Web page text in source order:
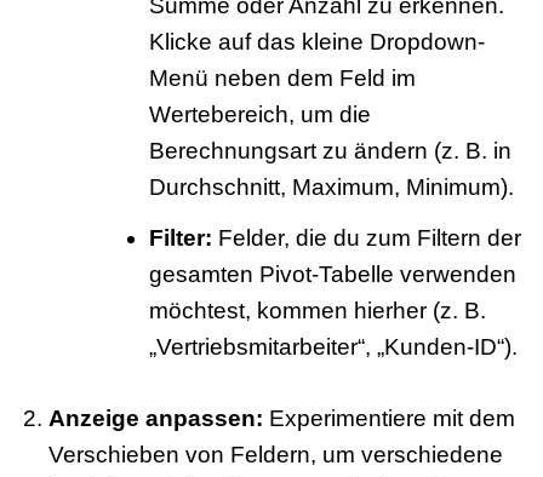
Summe oder Anzahl zu erkennen.
Klicke auf das kleine Dropdown-
Menü neben dem Feld im
Wertebereich, um die
Berechnungsart zu ändern (z. B. in
Durchschnitt, Maximum, Minimum).
Filter: Felder, die du zum Filtern der
gesamten Pivot-Tabelle verwenden
möchtest, kommen hierher (z. B.
„Vertriebsmitarbeiter“, „Kunden-ID“).
Anzeige anpassen: Experimentiere mit dem
Verschieben von Feldern, um verschiedene